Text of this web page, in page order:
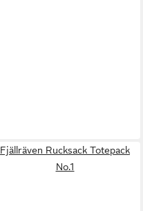
Fjällräven Rucksack Totepack
No.1